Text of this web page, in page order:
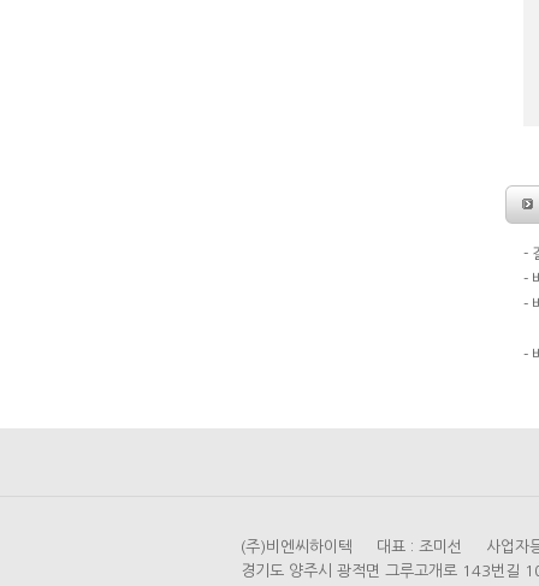
-
-
-
-
(주)비엔씨하이텍 대표 : 조미선 사업자
경기도 양주시 광적면 그루고개로 143